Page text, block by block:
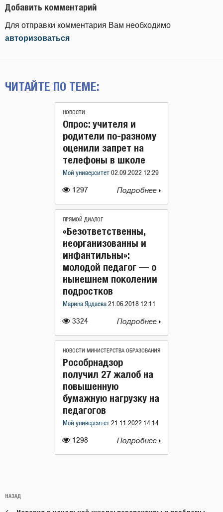
Добавить комментарий
Для отправки комментария Вам необходимо
авторизоваться
ЧИТАЙТЕ ПО ТЕМЕ:
НОВОСТИ
1297
Опрос: учителя и
родители по-разному
оценили запрет на
телефоны в школе
Мой университет 02.09.2022 12:29
Подробнее
ПРЯМОЙ ДИАЛОГ
3324
«Безответственны,
неорганизованны и
инфантильны»:
молодой педагог — о
нынешнем поколении
подростков
Марина Ярдаева 21.06.2018 12:11
Подробнее
НОВОСТИ МИНИСТЕРСТВА ОБРАЗОВАНИЯ
1298
Рособрнадзор
получил 27 жалоб на
повышенную
бумажную нагрузку на
педагогов
Мой университет 21.11.2022 14:14
Подробнее
по
Предыдущая
НАЗАД